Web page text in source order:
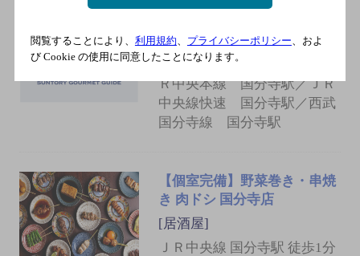
[居酒屋]
西武多摩湖線 国分寺駅／Ｊ
Ｒ中央本線 国分寺駅／ＪＲ
中央線快速 国分寺駅／西武
国分寺線 国分寺駅
【個室完備】野菜巻き・串焼
き 肉ドシ 国分寺店
[居酒屋]
ＪＲ中央線 国分寺駅 徒歩1分
閲覧することにより、 利用規約 プライバシーポリシー 、およ
び Cookie の使用に同意したことになります。